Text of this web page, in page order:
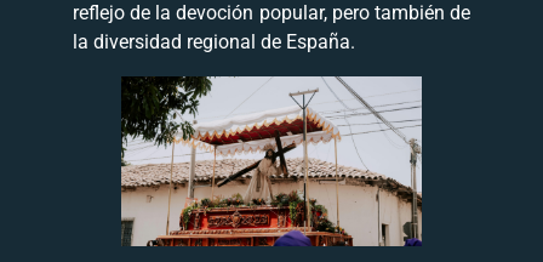
reflejo de la devoción popular, pero también de
la diversidad regional de España.